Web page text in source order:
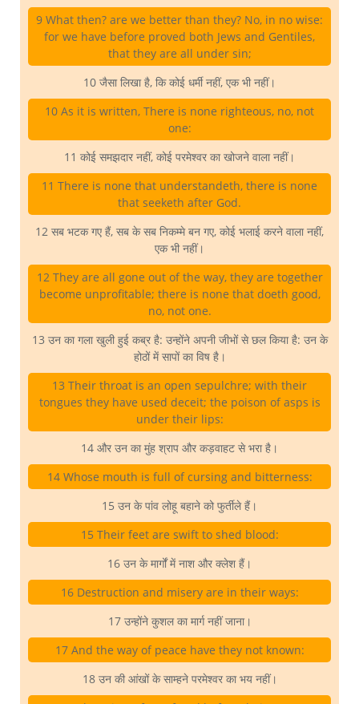
9 What then? are we better than they? No, in no wise:
for we have before proved both Jews and Gentiles,
that they are all under sin;
10 जैसा लिखा है, कि कोई धर्मी नहीं, एक भी नहीं।
10 As it is written, There is none righteous, no, not
one:
11 कोई समझदार नहीं, कोई परमेश्वर का खोजने वाला नहीं।
11 There is none that understandeth, there is none
that seeketh after God.
12 सब भटक गए हैं, सब के सब निकम्मे बन गए, कोई भलाई करने वाला नहीं,
एक भी नहीं।
12 They are all gone out of the way, they are together
become unprofitable; there is none that doeth good,
no, not one.
13 उन का गला खुली हुई कब्र है: उन्होंने अपनी जीभों से छल किया है: उन के
होठों में सापों का विष है।
13 Their throat is an open sepulchre; with their
tongues they have used deceit; the poison of asps is
under their lips:
14 और उन का मुंह श्राप और कड़वाहट से भरा है।
14 Whose mouth is full of cursing and bitterness:
15 उन के पांव लोहू बहाने को फुर्तीले हैं।
15 Their feet are swift to shed blood:
16 उन के मार्गों में नाश और क्लेश हैं।
16 Destruction and misery are in their ways:
17 उन्होंने कुशल का मार्ग नहीं जाना।
17 And the way of peace have they not known:
18 उन की आंखों के साम्हने परमेश्वर का भय नहीं।